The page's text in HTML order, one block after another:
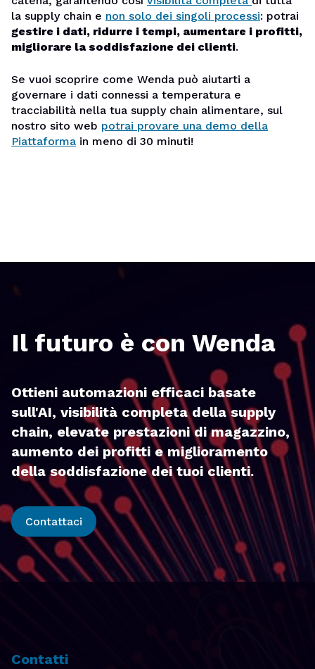
la supply chain e non solo dei singoli processi: potrai
gestire i dati, ridurre i tempi, aumentare i profitti,
migliorare la soddisfazione dei clienti.
Se vuoi scoprire come Wenda può aiutarti a
governare i dati connessi a temperatura e
tracciabilità nella tua supply chain alimentare, sul
nostro sito web potrai provare una demo della
Piattaforma in meno di 30 minuti!
Il futuro è con Wenda
Ottieni automazioni efficaci basate
sull'AI, visibilità completa della supply
chain, elevate prestazioni di magazzino,
aumento dei profitti e miglioramento
della soddisfazione dei tuoi clienti.
Contattaci
Contatti